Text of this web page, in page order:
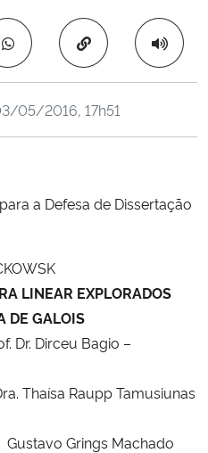
e Comunicações
Humanos
Copiar para área
05/2016, 17h51
a Defesa de Dissertação
LINEAR EXPLORADOS
DE GALOIS
Dr. Dirceu Bagio –
Raupp Tamusiunas
Grings Machado